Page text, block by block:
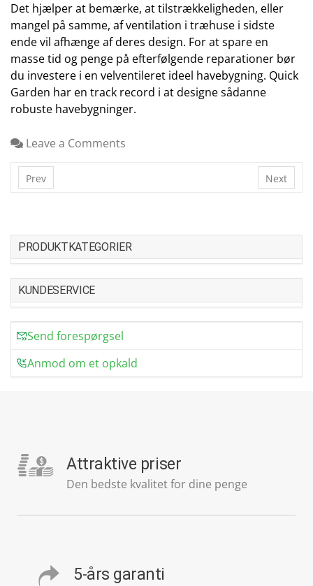
Det hjælper at bemærke, at tilstrækkeligheden, eller
mangel på samme, af ventilation i træhuse i sidste
ende vil afhænge af deres design. For at spare en
masse tid og penge på efterfølgende reparationer bør
du investere i en velventileret ideel havebygning. Quick
Garden har en track record i at designe sådanne
robuste havebygninger.
Leave a Comments
Prev Next
PRODUKTKATEGORIER
KUNDESERVICE
Send forespørgsel
Anmod om et opkald
Attraktive priser
Den bedste kvalitet for dine penge
5-års garanti